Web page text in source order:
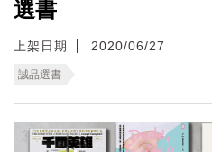
選書
上架日期 2020/06/27
誠品選書